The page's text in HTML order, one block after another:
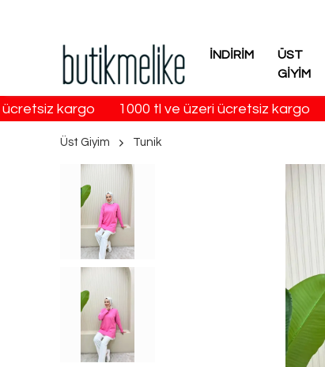
İNDİRİM
ÜST
GİYİM
kargo 1000 tl ve üzeri ücretsiz kargo
Üst Giyim Tunik